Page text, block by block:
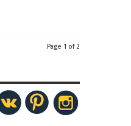
Page 1 of 2